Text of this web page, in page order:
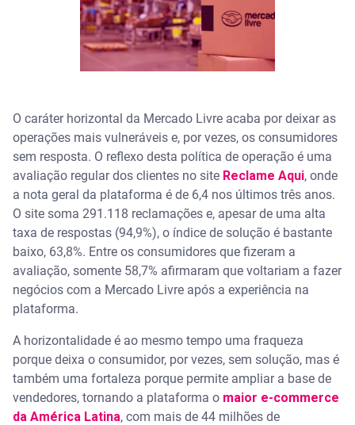
O caráter horizontal da Mercado Livre acaba por deixar as
operações mais vulneráveis e, por vezes, os consumidores
sem resposta. O reflexo desta política de operação é uma
avaliação regular dos clientes no site Reclame Aqui, onde
a nota geral da plataforma é de 6,4 nos últimos três anos.
O site soma 291.118 reclamações e, apesar de uma alta
taxa de respostas (94,9%), o índice de solução é bastante
baixo, 63,8%. Entre os consumidores que fizeram a
avaliação, somente 58,7% afirmaram que voltariam a fazer
negócios com a Mercado Livre após a experiência na
plataforma.
A horizontalidade é ao mesmo tempo uma fraqueza
porque deixa o consumidor, por vezes, sem solução, mas é
também uma fortaleza porque permite ampliar a base de
vendedores, tornando a plataforma o maior e-commerce
da América Latina, com mais de 44 milhões de